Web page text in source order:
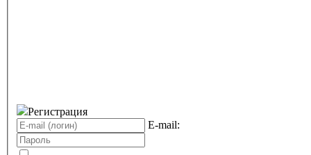
Регистрация
E-mail: